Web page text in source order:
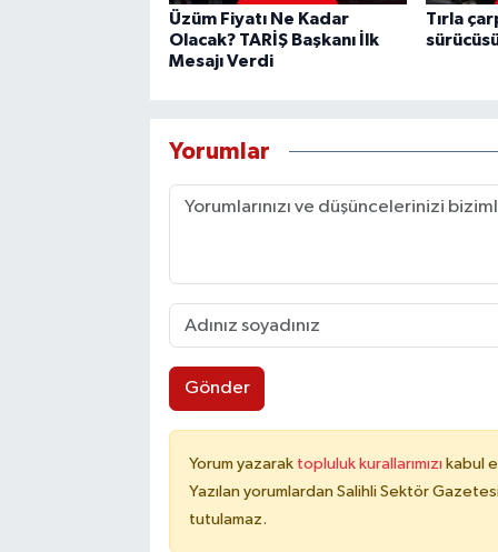
Üzüm Fiyatı Ne Kadar
Olacak? TARİŞ Başkanı İlk
Mesajı Verdi
Tırla
Yorumlar
Gönder
Yorum yazarak topluluk kurallarımızı kabul
Yazılan yorumlardan Salihli Sektör
tutulamaz.